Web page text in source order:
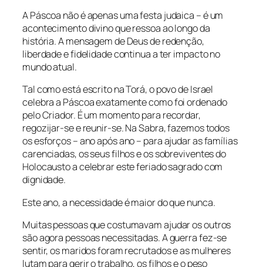
A Páscoa não é apenas uma festa judaica – é um
acontecimento divino que ressoa ao longo da
história. A mensagem de Deus de redenção,
liberdade e fidelidade continua a ter impacto no
mundo atual.
Tal como está escrito na Torá, o povo de Israel
celebra a Páscoa exatamente como foi ordenado
pelo Criador. É um momento para recordar,
regozijar-se e reunir-se. Na Sabra, fazemos todos
os esforços – ano após ano – para ajudar as famílias
carenciadas, os seus filhos e os sobreviventes do
Holocausto a celebrar este feriado sagrado com
dignidade.
Este ano, a necessidade é maior do que nunca.
Muitas pessoas que costumavam ajudar os outros
são agora pessoas necessitadas. A guerra fez-se
sentir, os maridos foram recrutados e as mulheres
lutam para gerir o trabalho, os filhos e o peso